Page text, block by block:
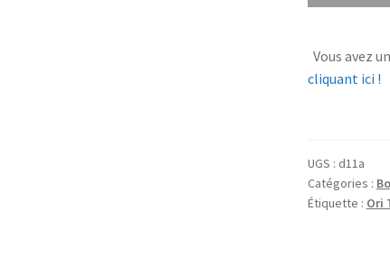
Vous avez
cliquant ici !
UGS : d11a
Catégories :
Étiquette : Ori